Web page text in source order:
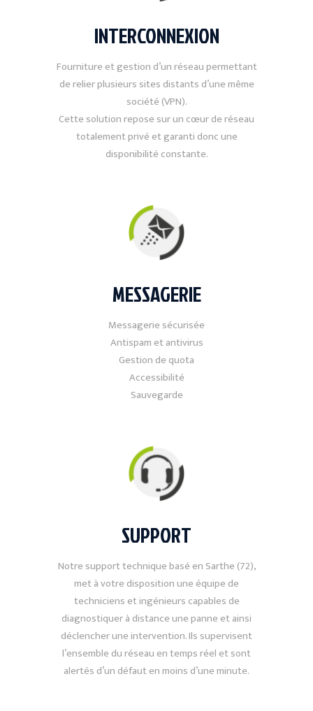
INTERCONNEXION
Fourniture et gestion d’un réseau permettant
de relier plusieurs sites distants d’une même
société (VPN).
Cette solution repose sur un cœur de réseau
totalement privé et garanti donc une
disponibilité constante.
MESSAGERIE
Messagerie sécurisée
Antispam et antivirus
Gestion de quota
Accessibilité
Sauvegarde
SUPPORT
Notre support technique basé en Sarthe (72),
met à votre disposition une équipe de
techniciens et ingénieurs capables de
diagnostiquer à distance une panne et ainsi
déclencher une intervention. Ils supervisent
l’ensemble du réseau en temps réel et sont
alertés d’un défaut en moins d’une minute.